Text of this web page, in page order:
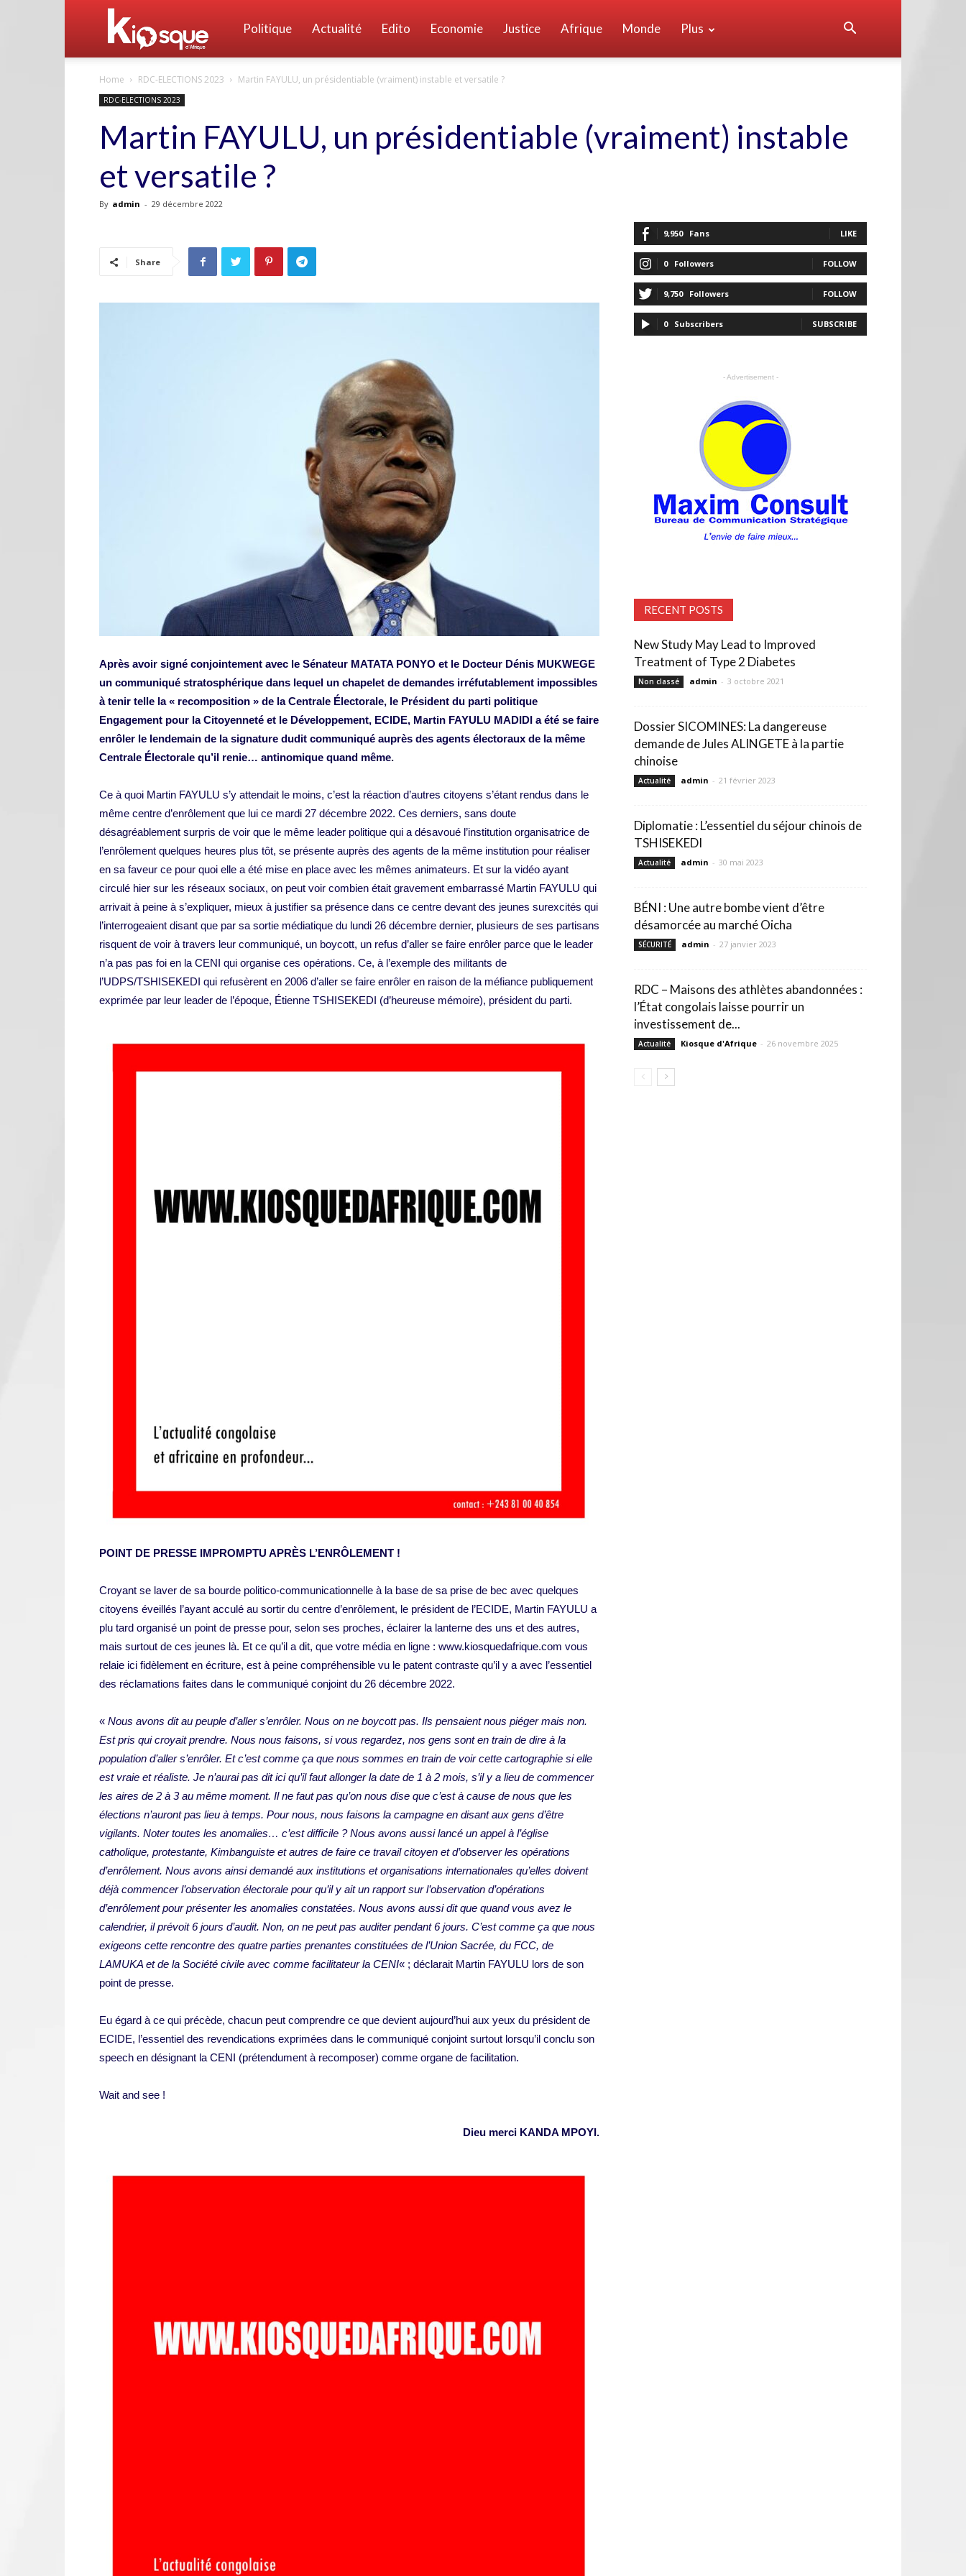
Kiosque
d'Afrique
Politique Actualité Edito Economie Justice Afrique Monde Plus
Home RDC-ELECTIONS 2023 Martin FAYULU, un présidentiable (vraiment) instable et versatile ?
RDC-ELECTIONS 2023
Martin FAYULU, un présidentiable (vraiment) instable
et versatile ?
By admin - 29 décembre 2022
Share
Après avoir signé conjointement avec le Sénateur MATATA PONYO et le Docteur Dénis MUKWEGE
un communiqué stratosphérique dans lequel un chapelet de demandes irréfutablement impossibles
à tenir telle la « recomposition » de la Centrale Électorale, le Président du parti politique
Engagement pour la Citoyenneté et le Développement, ECIDE, Martin FAYULU MADIDI a été se faire
enrôler le lendemain de la signature dudit communiqué auprès des agents électoraux de la même
Centrale Électorale qu’il renie… antinomique quand même.
Ce à quoi Martin FAYULU s’y attendait le moins, c’est la réaction d’autres citoyens s’étant rendus dans le
même centre d’enrôlement que lui ce mardi 27 décembre 2022. Ces derniers, sans doute
désagréablement surpris de voir que le même leader politique qui a désavoué l’institution organisatrice de
l’enrôlement quelques heures plus tôt, se présente auprès des agents de la même institution pour réaliser
en sa faveur ce pour quoi elle a été mise en place avec les mêmes animateurs. Et sur la vidéo ayant
circulé hier sur les réseaux sociaux, on peut voir combien était gravement embarrassé Martin FAYULU qui
arrivait à peine à s’expliquer, mieux à justifier sa présence dans ce centre devant des jeunes surexcités qui
l’interrogeaient disant que par sa sortie médiatique du lundi 26 décembre dernier, plusieurs de ses partisans
risquent de voir à travers leur communiqué, un boycott, un refus d’aller se faire enrôler parce que le leader
n’a pas pas foi en la CENI qui organise ces opérations. Ce, à l’exemple des militants de
l’UDPS/TSHISEKEDI qui refusèrent en 2006 d’aller se faire enrôler en raison de la méfiance publiquement
exprimée par leur leader de l’époque, Étienne TSHISEKEDI (d’heureuse mémoire), président du parti.
POINT DE PRESSE IMPROMPTU APRÈS L’ENRÔLEMENT !
Croyant se laver de sa bourde politico-communicationnelle à la base de sa prise de bec avec quelques
citoyens éveillés l’ayant acculé au sortir du centre d’enrôlement, le président de l’ECIDE, Martin FAYULU a
plu tard organisé un point de presse pour, selon ses proches, éclairer la lanterne des uns et des autres,
mais surtout de ces jeunes là. Et ce qu’il a dit, que votre média en ligne : www.kiosquedafrique.com vous
relaie ici fidèlement en écriture, est à peine compréhensible vu le patent contraste qu’il y a avec l’essentiel
des réclamations faites dans le communiqué conjoint du 26 décembre 2022.
« Nous avons dit au peuple d’aller s’enrôler. Nous on ne boycott pas. Ils pensaient nous piéger mais non.
Est pris qui croyait prendre. Nous nous faisons, si vous regardez, nos gens sont en train de dire à la
population d’aller s’enrôler. Et c’est comme ça que nous sommes en train de voir cette cartographie si elle
est vraie et réaliste. Je n’aurai pas dit ici qu’il faut allonger la date de 1 à 2 mois, s’il y a lieu de commencer
les aires de 2 à 3 au même moment. Il ne faut pas qu’on nous dise que c’est à cause de nous que les
élections n’auront pas lieu à temps. Pour nous, nous faisons la campagne en disant aux gens d’être
vigilants. Noter toutes les anomalies… c’est difficile ? Nous avons aussi lancé un appel à l’église
catholique, protestante, Kimbanguiste et autres de faire ce travail citoyen et d’observer les opérations
d’enrôlement. Nous avons ainsi demandé aux institutions et organisations internationales qu’elles doivent
déjà commencer l’observation électorale pour qu’il y ait un rapport sur l’observation d’opérations
d’enrôlement pour présenter les anomalies constatées. Nous avons aussi dit que quand vous avez le
calendrier, il prévoit 6 jours d’audit. Non, on ne peut pas auditer pendant 6 jours. C’est comme ça que nous
exigeons cette rencontre des quatre parties prenantes constituées de l’Union Sacrée, du FCC, de
LAMUKA et de la Société civile avec comme facilitateur la CENI« ; déclarait Martin FAYULU lors de son
point de presse.
Eu égard à ce qui précède, chacun peut comprendre ce que devient aujourd’hui aux yeux du président de
ECIDE, l’essentiel des revendications exprimées dans le communiqué conjoint surtout lorsqu’il conclu son
speech en désignant la CENI (prétendument à recomposer) comme organe de facilitation.
Wait and see !
Dieu merci KANDA MPOYI.
9,950 Fans LIKE
0 Followers FOLLOW
9,750 Followers FOLLOW
0 Subscribers SUBSCRIBE
- Advertisement -
RECENT POSTS
New Study May Lead to Improved
Treatment of Type 2 Diabetes
Non classé admin - 3 octobre 2021
Dossier SICOMINES: La dangereuse
demande de Jules ALINGETE à la partie
chinoise
Actualité admin - 21 février 2023
Diplomatie : L’essentiel du séjour chinois de
TSHISEKEDI
Actualité admin - 30 mai 2023
BÉNI : Une autre bombe vient d’être
désamorcée au marché Oicha
SÉCURITÉ admin - 27 janvier 2023
RDC – Maisons des athlètes abandonnées :
l’État congolais laisse pourrir un
investissement de...
Actualité Kiosque d'Afrique - 26 novembre 2025